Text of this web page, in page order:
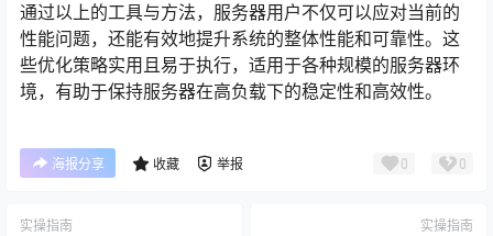
通过以上的工具与方法，服务器用户不仅可以应对当前的
性能问题，还能有效地提升系统的整体性能和可靠性。这
些优化策略实用且易于执行，适用于各种规模的服务器环
境，有助于保持服务器在高负载下的稳定性和高效性。
海报分享 收藏 举报 0 0
实操指南 实操指南